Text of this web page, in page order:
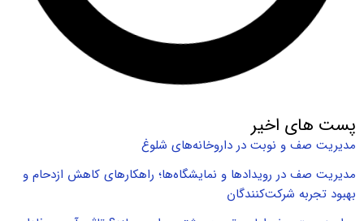
پست های اخیر
مدیریت صف و نوبت در داروخانه‌های شلوغ
مدیریت صف در رویدادها و نمایشگاه‌ها؛ راهکارهای کاهش ازدحام و
بهبود تجربه شرکت‌کنندگان